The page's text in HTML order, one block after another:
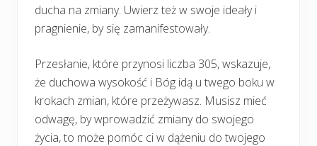
ducha na zmiany. Uwierz też w swoje ideały i
pragnienie, by się zamanifestowały.
Przesłanie, które przynosi liczba 305, wskazuje,
że duchowa wysokość i Bóg idą u twego boku w
krokach zmian, które przeżywasz. Musisz mieć
odwagę, by wprowadzić zmiany do swojego
życia, to może pomóc ci w dążeniu do twojego